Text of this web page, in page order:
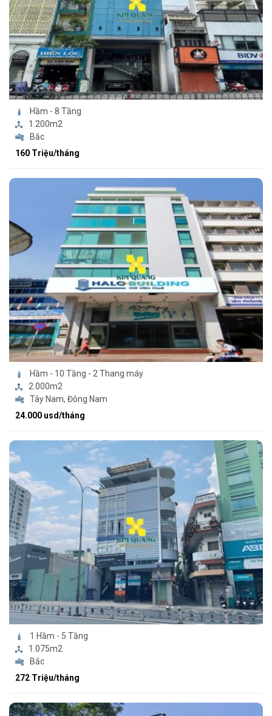
Hầm - 8 Tầng
1.200m2
Bắc
160 Triệu/tháng
Hầm - 10 Tầng - 2 Thang máy
2.000m2
Tây Nam, Đông Nam
24.000 usd/tháng
1 Hầm - 5 Tầng
1.075m2
Bắc
272 Triệu/tháng